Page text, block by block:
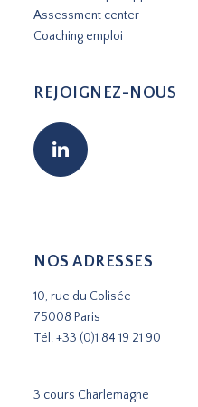
Assessment center
Coaching emploi
REJOIGNEZ-NOUS
NOS ADRESSES
10, rue du Colisée
75008 Paris
Tél.+33 (0)1 84 19 21 90
3 cours Charlemagne